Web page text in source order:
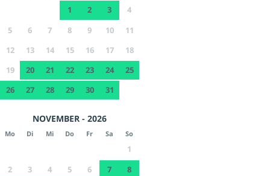
1 2 3
4
5
6 7 8 9 10
11
12
13 14 15 16 17
18
19
20 21 22 23 24
25
26
27 28 29 30 31
NOVEMBER - 2026
Mo Di Mi Do Fr Sa So
1
2
3 4 5 6 7
8